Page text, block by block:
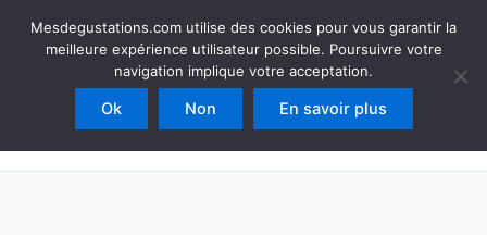
Mesdegustations
Dégustations, accords & autour du vin
Rechercher
Mesdegustations.com utilise des cookies pour vous garantir la
meilleure expérience utilisateur possible. Poursuivre votre
navigation implique votre acceptation.
Ok Non En savoir plus